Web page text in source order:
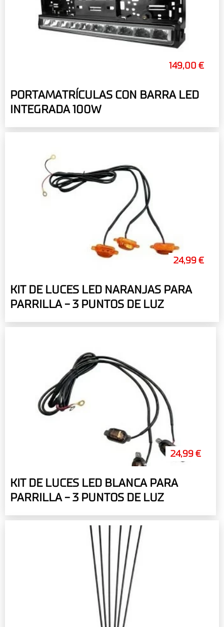
149,00 €
PORTAMATRÍCULAS CON BARRA LED
INTEGRADA 100W
24,99 €
KIT DE LUCES LED NARANJAS PARA
PARRILLA - 3 PUNTOS DE LUZ
24,99 €
KIT DE LUCES LED BLANCA PARA
PARRILLA - 3 PUNTOS DE LUZ